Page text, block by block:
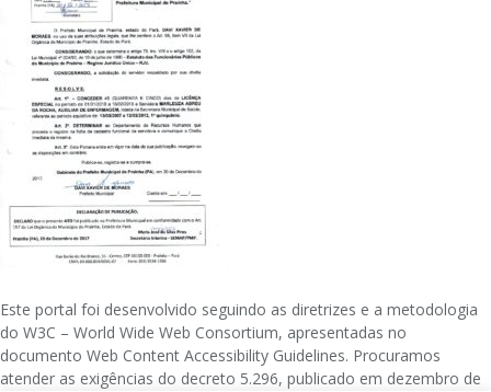
Este portal foi desenvolvido seguindo as diretrizes e a metodologia
do W3C – World Wide Web Consortium, apresentadas no
documento Web Content Accessibility Guidelines. Procuramos
atender as exigências do decreto 5.296, publicado em dezembro de